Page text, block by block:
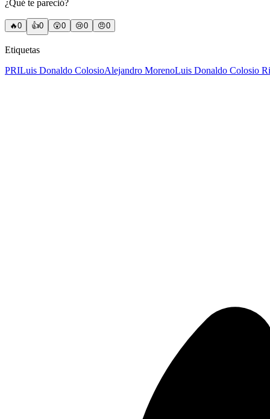
¿Qué te pareció?
🔥0 👍0 😲0 😢0 😠0
Etiquetas
PRILuis Donaldo ColosioAlejandro MorenoLuis Donaldo Colosio